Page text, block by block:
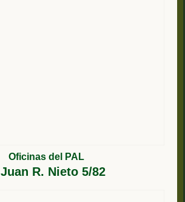
Oficinas del PAL
Juan R. Nieto 5/82